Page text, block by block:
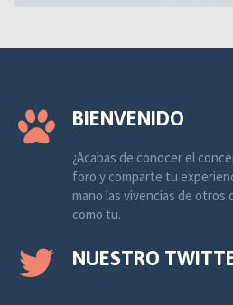
BIENVENIDO
¿Acabas de conocer el
foro y comparte tu
mano las vivencias de
como tu.
NUESTRO